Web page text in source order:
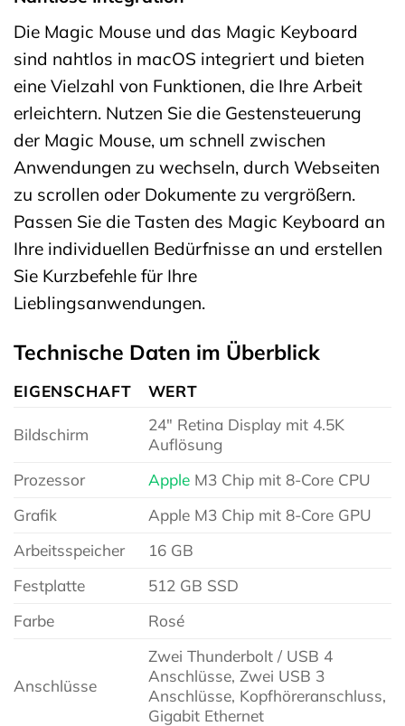
Die Magic Mouse und das Magic Keyboard
sind nahtlos in macOS integriert und bieten
eine Vielzahl von Funktionen, die Ihre Arbeit
erleichtern. Nutzen Sie die Gestensteuerung
der Magic Mouse, um schnell zwischen
Anwendungen zu wechseln, durch Webseiten
zu scrollen oder Dokumente zu vergrößern.
Passen Sie die Tasten des Magic Keyboard an
Ihre individuellen Bedürfnisse an und erstellen
Sie Kurzbefehle für Ihre
Lieblingsanwendungen.
Technische Daten im Überblick
EIGENSCHAFT WERT
Bildschirm
24″ Retina Display mit 4.5K
Auflösung
Prozessor
AppleM3 Chip mit 8-Core CPU
Grafik
Apple M3 Chip mit 8-Core GPU
Arbeitsspeicher
16 GB
Festplatte
512 GB SSD
Farbe
Rosé
Anschlüsse
Zwei Thunderbolt / USB 4
Anschlüsse, Zwei USB 3
Anschlüsse, Kopfhöreranschluss,
Gigabit Ethernet